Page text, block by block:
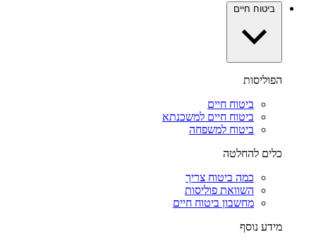
ביטוח חיים
הפוליסות
ביטוח חיים
ביטוח חיים למשכנתא
ביטוח למשפחה
כלים להחלטה
כמה ביטוח צריך
השוואת פוליסות
מחשבון ביטוח חיים
מידע נוסף